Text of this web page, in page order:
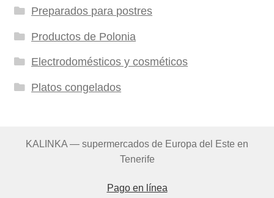
Preparados para postres
Productos de Polonia
Electrodomésticos y cosméticos
Platos congelados
KALINKA — supermercados de Europa del Este en
Tenerife
Pago en línea